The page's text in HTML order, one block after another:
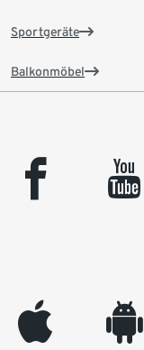
Sportgeräte
Balkonmöbel
facebook youtube
appleinc android